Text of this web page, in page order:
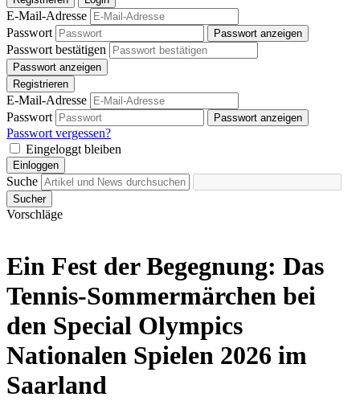
E-Mail-Adresse
Passwort
Passwort anzeigen
Passwort bestätigen
Passwort anzeigen
Registrieren
E-Mail-Adresse
Passwort
Passwort anzeigen
Passwort vergessen?
Eingeloggt bleiben
Einloggen
Suche
Sucher
Vorschläge
Ein Fest der Begegnung: Das
Tennis-Sommermärchen bei
den Special Olympics
Nationalen Spielen 2026 im
Saarland